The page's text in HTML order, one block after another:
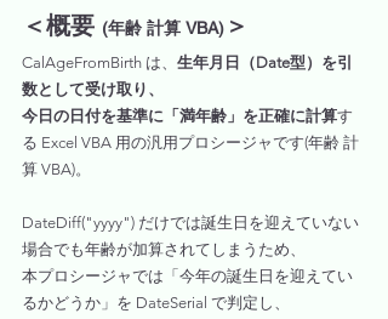
＜概要 (年齢 計算 VBA) ＞
CalAgeFromBirth は、 生年月日（Date型）を引
数として受け取り、
今日の日付を基準に「満年齢」を正確に計算す
る Excel VBA 用の汎用プロシージャです(年齢 計
算 VBA)。
DateDiff("yyyy") だけでは誕生日を迎えていない
場合でも年齢が加算されてしまうため、
本プロシージャでは「今年の誕生日を迎えてい
るかどうか」を DateSerial で判定し、